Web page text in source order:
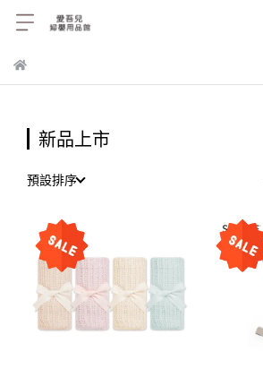
新品上市
預設排序